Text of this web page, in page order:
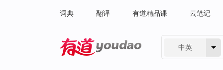
词典 翻译 有道精品课 云笔记
中英